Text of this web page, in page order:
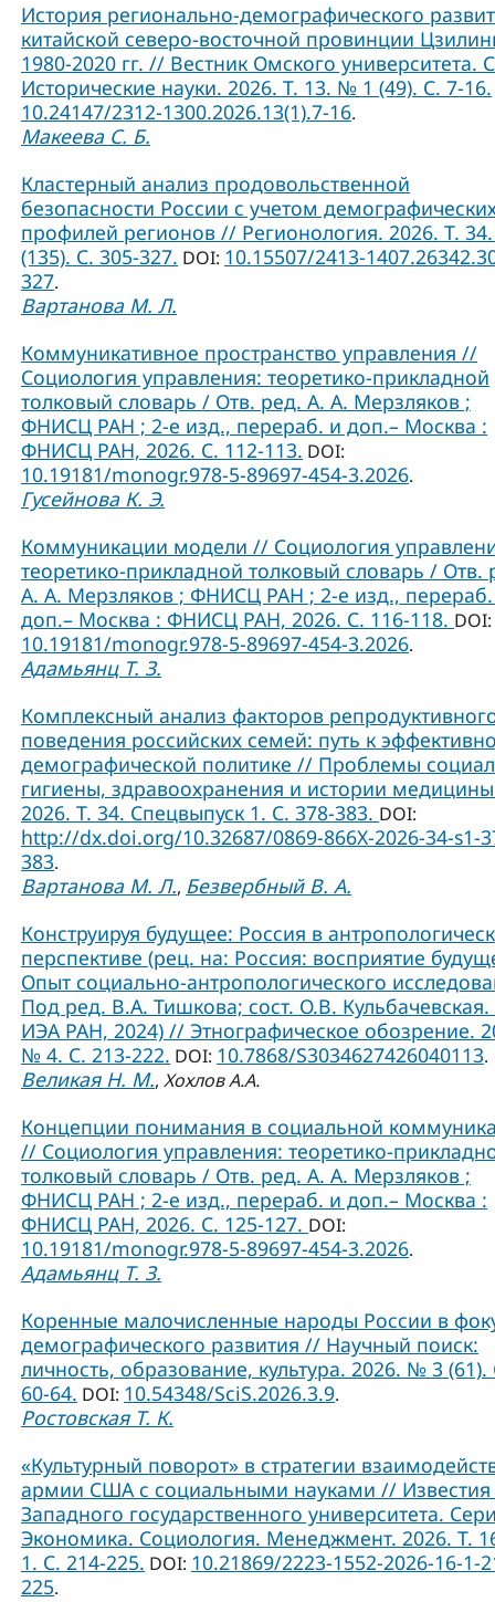
История регионально-демографического
китайской северо-восточной провинции
1980-2020 гг. // Вестник Омского университета.
Исторические науки. 2026. Т. 13. № 1 (49). С. 7-16.
10.24147/2312-1300.2026.13(1).7-16.
Макеева С. Б.
Кластерный анализ продовольственной
безопасности России с учетом
профилей регионов // Регионология. 2026. Т.
(135). С. 305-327. DOI: 10.15507/2413-
327.
Вартанова М. Л.
Коммуникативное пространство управления //
Социология управления: теоретико-прикладной
толковый словарь / Отв. ред. А. А. Мерзляков ;
ФНИСЦ РАН ; 2-е изд., перераб. и доп.– Москва :
ФНИСЦ РАН, 2026. С. 112-113. DOI:
10.19181/monogr.978-5-89697-454-3.2026.
Гусейнова К. Э.
Коммуникации модели // Социология
теоретико-прикладной толковый словарь / Отв.
А. А. Мерзляков ; ФНИСЦ РАН ; 2-е изд.,
доп.– Москва : ФНИСЦ РАН, 2026. С. 116-118. DOI:
10.19181/monogr.978-5-89697-454-3.2026.
Адамьянц Т. З.
Комплексный анализ факторов
поведения российских семей: путь к
демографической политике // Проблемы
гигиены, здравоохранения и истории
2026. Т. 34. Спецвыпуск 1. С. 378-383. DOI:
http://dx.doi.org/10.32687/0869-866X-2026-34-s1-
383.
Вартанова М. Л., Безвербный В. А.
Конструируя будущее: Россия в
перспективе (рец. на: Россия: восприятие
Опыт социально-антропологического
Под ред. В.А. Тишкова; сост. О.В.
ИЭА РАН, 2024) // Этнографическое обозрение.
№ 4. С. 213-222. DOI: 10.7868/S3034627426040113.
Великая Н. М., Хохлов А.А.
Концепции понимания в социальной
// Социология управления: теоретико-
толковый словарь / Отв. ред. А. А. Мерзляков ;
ФНИСЦ РАН ; 2-е изд., перераб. и доп.– Москва :
ФНИСЦ РАН, 2026. С. 125-127. DOI:
10.19181/monogr.978-5-89697-454-3.2026.
Адамьянц Т. З.
Коренные малочисленные народы России в
демографического развития // Научный поиск:
личность, образование, культура. 2026. № 3 (61).
60-64. DOI: 10.54348/SciS.2026.3.9.
Ростовская Т. К.
«Культурный поворот» в стратегии
армии США с социальными науками //
Западного государственного университета.
Экономика. Социология. Менеджмент. 2026. Т.
1. С. 214-225. DOI: 10.21869/2223-1552-2026-16-1-
225.